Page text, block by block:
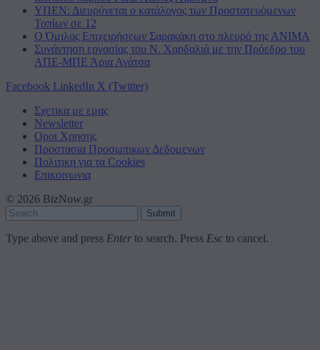
ΥΠΕΝ: Διευρύνεται ο κατάλογος των Προστατευόμενων
Τοπίων σε 12
O Όμιλος Επιχειρήσεων Σαρακάκη στο πλευρό της ΑΝΙΜΑ
Συνάντηση εργασίας του Ν. Χαρδαλιά με την Πρόεδρο του
ΑΠΕ-ΜΠΕ Άρια Αγάτσα
Facebook LinkedIn X (Twitter)
Σχετικα με εμας
Newsletter
Οροι Χρησης
Προστασια Προσωπικων Δεδομενων
Πολιτικη για τα Cookies
Επικοινωνια
© 2026 BizNow.gr
Submit
Type above and press Enter to search. Press Esc to cancel.